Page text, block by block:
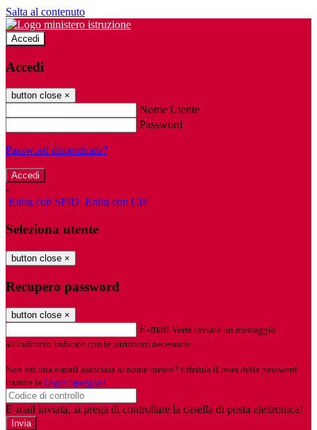
Salta al contenuto
Accedi
Accedi
button close ×
Nome Utente
Password
Password dimenticata?
-
Entra con SPID Entra con CIE
Seleziona utente
button close ×
Recupero password
button close ×
E-mail Verrà inviato un messaggio
all'indirizzo indicato con le istruzioni necessarie.
Non hai una e-mail associata al nome utente? Effettua il reset della password
tramite la Login Spaggiari
E-mail inviata, si prega di controllare la casella di posta elettronica!